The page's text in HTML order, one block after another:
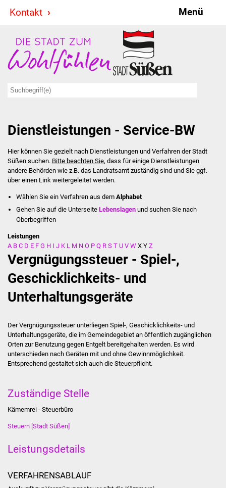
Kontakt Menü
Stadt & Politik
Bürgermeister
Ausschüsse
Ratsinformationssystem
Jugendbeirat
Summerrockfestival
Stadtverwaltung
Ansprechpartner
Behördenwegweiser
Kontakt
Veröffentlichungen
Jubiläumsjahr 2021
Dienstleistungen - Service-BW
Hier können Sie gezielt nach Dienstleistungen und Verfahren der Stadt
Süßen suchen. Bitte beachten Sie, dass für einige Dienstleistungen
andere Behörden wie z.B. das Landratsamt zuständig sind und Sie ggf.
über einen Link weitergeleitet werden.
Wählen Sie ein Verfahren aus dem Alphabet
Gehen Sie auf die UnterseiteLebenslagen und suchen Sie nach
Oberbegriffen
Leistungen
A B C D E F G H I J K L M N O P Q R S T U V W X Y Z
Vergnügungssteuer - Spiel-,
Geschicklichkeits- und
Unterhaltungsgeräte
Der Vergnügungssteuer unterliegen Spiel-, Geschicklichkeits- und
Unterhaltungsgeräte, die im Gemeindegebiet an öffentlich zugänglichen
Orten zur Benutzung gegen Entgelt bereitgehalten werden. Es wird
unterschieden nach Geräten mit und ohne Gewinnmöglichkeit.
Entsprechend gestaltet sich auch die Steuerpflicht.
Zuständige Stelle
Kämemrei - Steuerbüro
Steuern [Stadt Süßen]
Leistungsdetails
VERFAHRENSABLAUF